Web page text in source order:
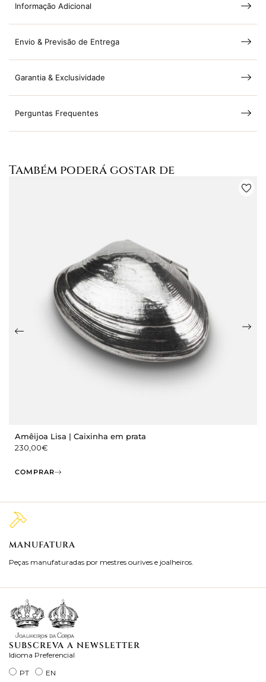
Informação Adicional
Envio & Previsão de Entrega
Garantia & Exclusividade
Perguntas Frequentes
Também poderá gostar de
Amêijoa Lisa | Caixinha em prata
230,00€
COMPRAR
MANUFATURA
Peças manufaturadas por mestres ourives e joalheiros.
SUBSCREVA A NEWSLETTER
Idioma Preferencial
PT
EN